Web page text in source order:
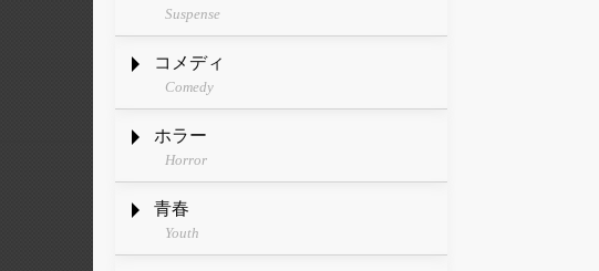
Suspense
コメディ
Comedy
ホラー
Horror
青春
Youth